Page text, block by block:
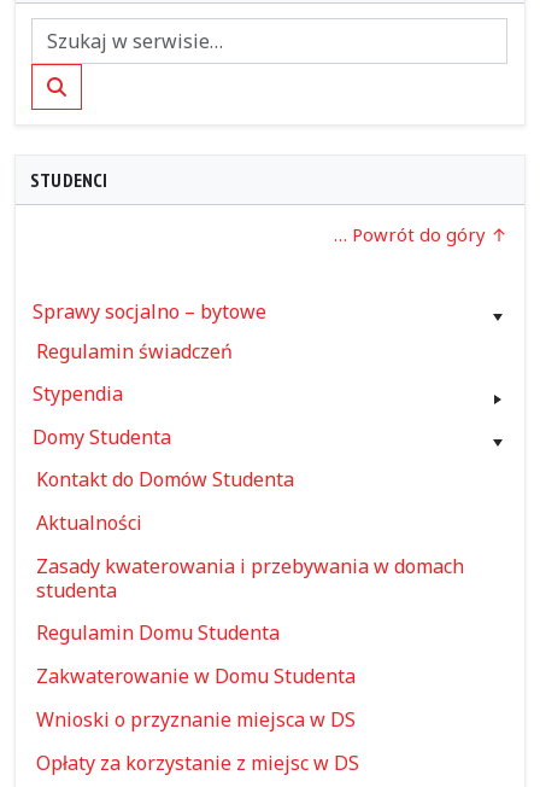
Szukaj
STUDENCI
… Powrót do góry
Sprawy socjalno – bytowe
Regulamin świadczeń
Stypendia
Domy Studenta
Kontakt do Domów Studenta
Aktualności
Zasady kwaterowania i przebywania w domach
studenta
Regulamin Domu Studenta
Zakwaterowanie w Domu Studenta
Wnioski o przyznanie miejsca w DS
Opłaty za korzystanie z miejsc w DS